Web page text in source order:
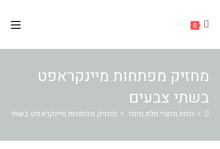
content
0
מחזיק מפתחות מיינקראפט
בשתי צבעים
> חנות מוצרי תלת מימד > מחזיק מפתחות מיינקראפט בשתי